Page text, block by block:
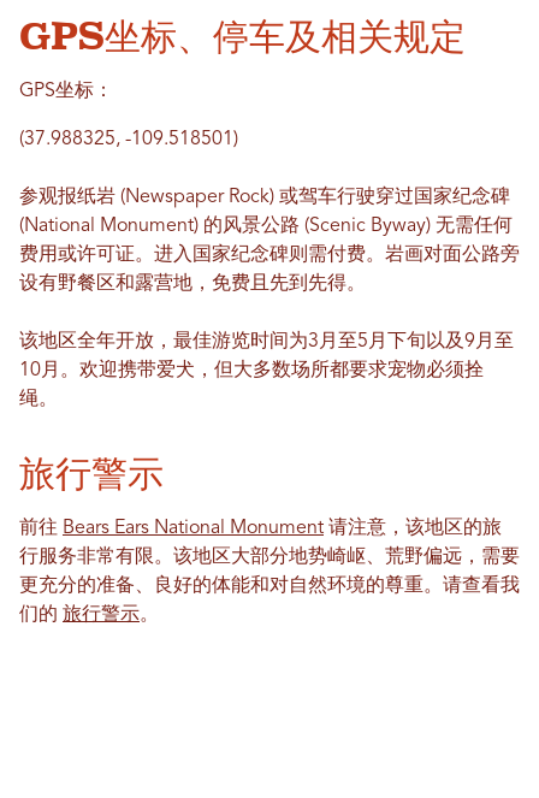
GPS坐标、停车及相关规定
GPS坐标：
(37.988325, -109.518501)
参观报纸岩 (Newspaper Rock) 或驾车行驶穿过国家纪念碑
(National Monument) 的风景公路 (Scenic Byway) 无需任何
费用或许可证。进入国家纪念碑则需付费。岩画对面公路旁
设有野餐区和露营地，免费且先到先得。
该地区全年开放，最佳游览时间为3月至5月下旬以及9月至
10月。欢迎携带爱犬，但大多数场所都要求宠物必须拴
绳。
旅行警示
前往 Bears Ears National Monument 请注意，该地区的旅
行服务非常有限。该地区大部分地势崎岖、荒野偏远，需要
更充分的准备、良好的体能和对自然环境的尊重。请查看我
们的 旅行警示。